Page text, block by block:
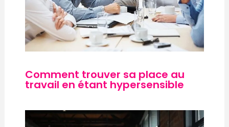
Comment trouver sa place au
travail en étant hypersensible